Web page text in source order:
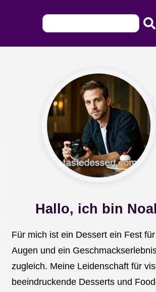
Hallo, ich bin
Für mich ist ein Dessert ein Fest
Augen und ein
zugleich. Meine Leidenschaft für
beeindruckende Desserts und